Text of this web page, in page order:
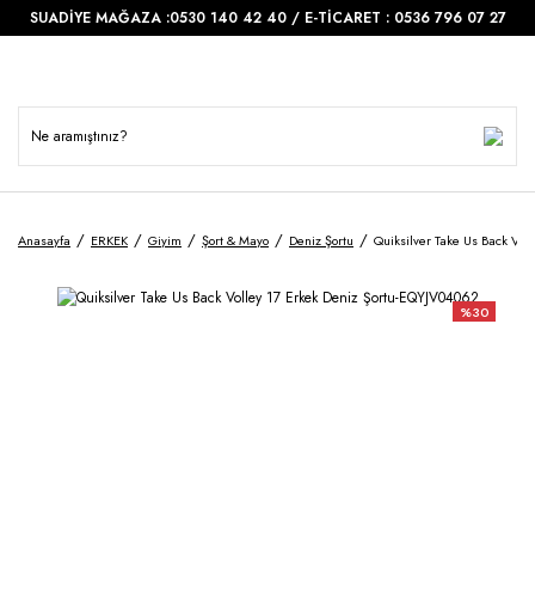
SUADİYE MAĞAZA :0530 140 42 40 / E-TİCARET : 0536 796 07 27
Anasayfa ERKEK Giyim Şort & Mayo Deniz Şortu Quiksilver Take Us Back
%30